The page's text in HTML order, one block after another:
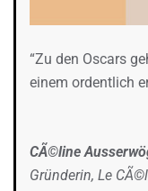
“Zu den Oscars
einem ordentlich
CÃ©line
Gründerin, Le